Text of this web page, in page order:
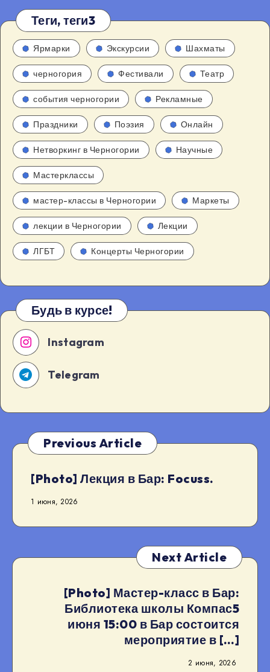
Теги, теги3
Ярмарки Экскурсии Шахматы
черногория Фестивали Театр
события черногории Рекламные
Праздники Поэзия Онлайн
Нетворкинг в Черногории Научные
Мастерклассы
мастер-классы в Черногории Маркеты
лекции в Черногории Лекции
ЛГБТ Концерты Черногории
Будь в курсе!
Instagram
Telegram
Previous Article
[Photo] Лекция в Бар: Focuss.
1 июня, 2026
Next Article
[Photo] Мастер-класс в Бар:
Библиотека школы Компас5
июня 15:00 в Бар состоится
мероприятие в […]
2 июня, 2026